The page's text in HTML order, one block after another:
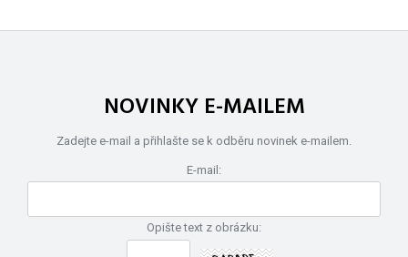
NOVINKY E-MAILEM
Zadejte e-mail a přihlašte se k odběru novinek e-mailem.
E-mail:
Opište text z obrázku: